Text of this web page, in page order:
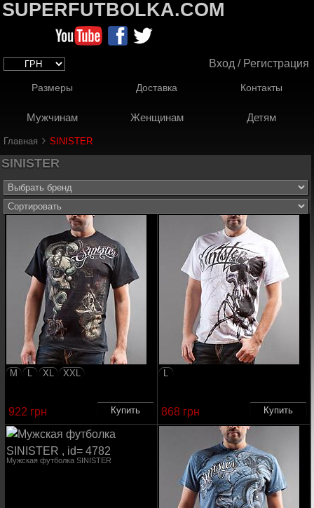
SUPERFUTBOLKA.COM
Вход / Регистрация
Размеры Доставка Контакты
Мужчинам Женщинам Детям
Главная › SINISTER
SINISTER
L
868 грн
M L XL XXL
922 грн
Мужская футболка SINISTER